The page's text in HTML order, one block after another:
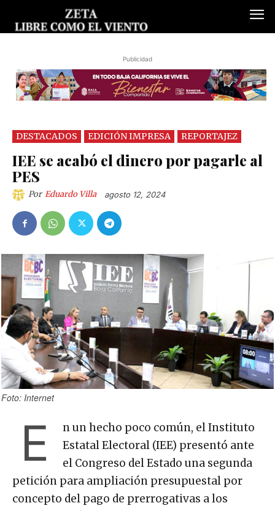
Publicidad
DESTACADOS EDICIÓN IMPRESA REPORTAJEZ
IEE se acabó el dinero por pagarle al
PES
Por Eduardo Villa agosto 12, 2024
Foto: Internet
E
n un hecho poco común, el Instituto
Estatal Electoral (IEE) presentó ante
el Congreso del Estado una segunda
petición para ampliación presupuestal por
concepto del pago de prerrogativas a los